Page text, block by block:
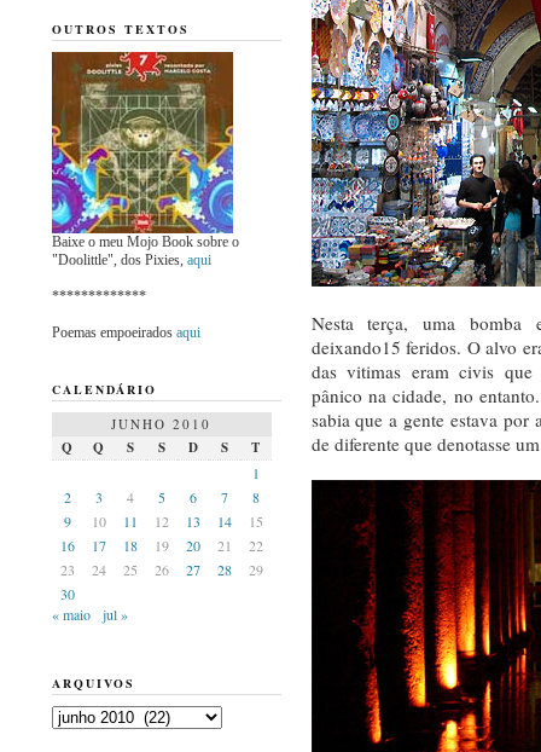
Nesta terça, uma bomba
deixando15 feridos. O alvo
das vitimas eram civis que
pânico na cidade, no
sabia que a gente estava
de diferente que denotasse
OUTROS TEXTOS
Baixe o meu Mojo Book sobre o
"Doolittle", dos Pixies, aqui
*************
Poemas empoeirados aqui
CALENDÁRIO
JUNHO 2010
Q Q S S D S
T
1
2
3 4 5 6 7
8
9
10 11 12 13 14
15
16
17 18 19 20 21
22
23
24 25 26 27 28
29
30
« maio
jul »
ARQUIVOS
Arquivos